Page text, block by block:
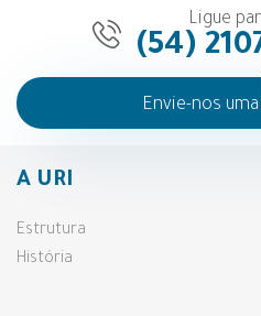
Ligue
(54)
Envie-nos
A URI
Estrutura
História